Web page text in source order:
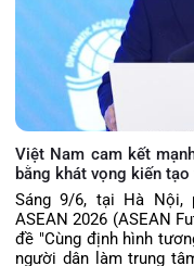
Việt Nam cam kết
bằng khát vọng kiến
Sáng 9/6, tại Hà Nội,
ASEAN 2026 (ASEAN
đề "Cùng định hình
người dân làm trung